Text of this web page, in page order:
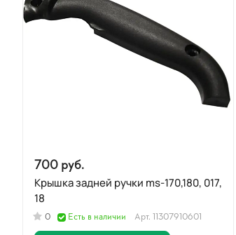
700 руб.
Крышка задней ручки ms-170,180, 017,
18
0 Есть в наличии Арт. 11307910601